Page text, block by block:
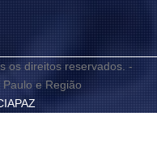
os direitos reservados. -
e Região